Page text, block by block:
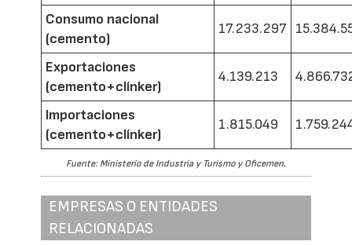
Consumo nacional
(cemento)
17.233.297
Exportaciones
(cemento+clínker)
4.139.213
Importaciones
(cemento+clínker)
1.815.049
Fuente: Ministerio de Industria y Turismo y Oficemen.
EMPRESAS O ENTIDADES
RELACIONADAS